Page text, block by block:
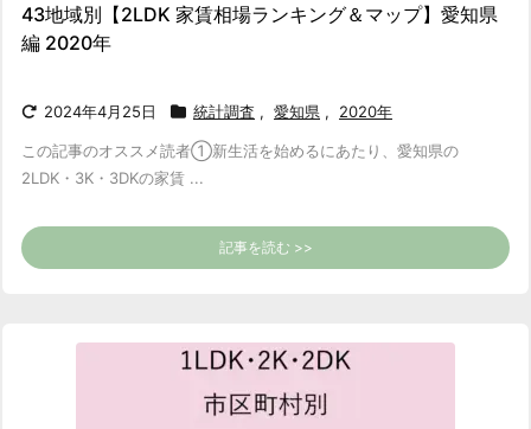
43地域別【2LDK 家賃相場ランキング＆マップ】愛知県
編 2020年
2024年4月25日 統計調査 , 愛知県 , 2020年
この記事のオススメ読者①新生活を始めるにあたり、愛知県の
2LDK・3K・3DKの家賃 ...
記事を読む >>